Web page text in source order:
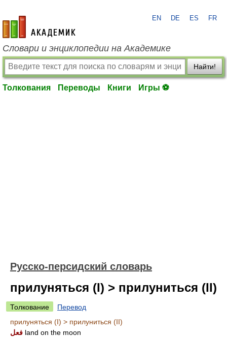
academic.ru
EN DE ES FR
Словари и энциклопедии на Академике
Найти!
Толкования Переводы Книги Игры ⚽
Русско-персидский словарь
прилуняться (I) > прилуниться (II)
Толкование
Перевод
прилуняться (I) > прилуниться (II)
فعل land on the moon